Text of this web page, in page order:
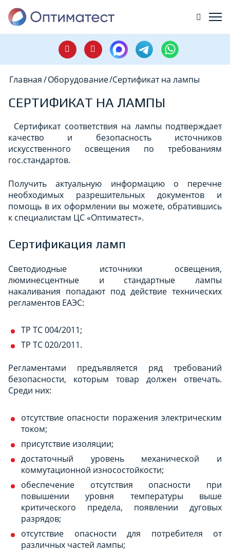
Главная/Оборудование/Сертификат на лампы
СЕРТИФИКАТ НА ЛАМПЫ
Сертификат соответствия на лампы подтверждает
качество и безопасность источников
искусственного освещения по требованиям
гос.стандартов.
Получить актуальную информацию о перечне
необходимых разрешительных документов и
помощь в их оформлении вы можете, обратившись
к специалистам ЦС «Оптиматест».
Сертификация ламп
Светодиодные источники освещения,
люминесцентные и стандартные лампы
накаливания попадают под действие технических
регламентов ЕАЭС:
ТР ТС 004/2011;
ТР ТС 020/2011.
Регламентами предъявляется ряд требований
безопасности, которым товар должен отвечать.
Среди них:
отсутствие опасности поражения электрическим
током;
присутствие изоляции;
достаточный уровень механической и
коммутационной износостойкости;
обеспечение отсутствия опасности при
повышении уровня температуры выше
критического предела, появлении дуговых
разрядов;
отсутствие опасности для потребителя от
различных частей лампы;